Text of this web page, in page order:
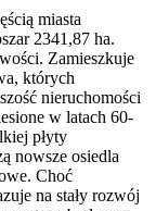
miasta
2341,87 ha.
Zamieszkuje
których
nieruchomości
w latach 60-
płyty
nowsze osiedla
Choć
na stały rozwój